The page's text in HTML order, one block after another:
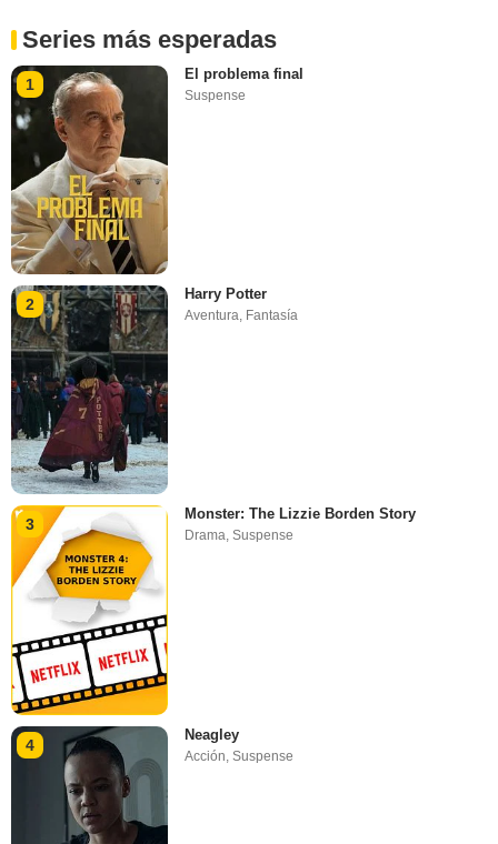
Series más esperadas
1
El problema final
Suspense
2
Harry Potter
Aventura, Fantasía
3
Monster: The Lizzie Borden Story
Drama,Suspense
4
Neagley
Acción ,Suspense